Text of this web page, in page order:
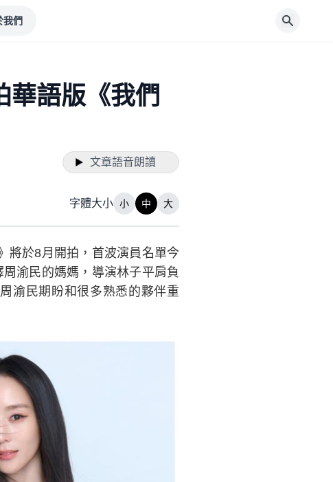
我們
語版《我們
文章語音朗讀
字體大小 小 中 大
將於8月開拍，首波演員名單今
渝民的媽媽，導演林子平肩負
渝民期盼和很多熟悉的夥伴重